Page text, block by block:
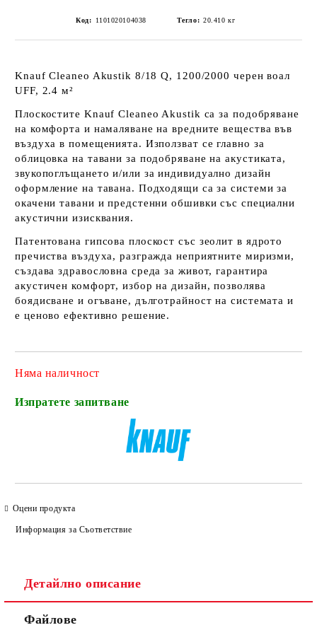
Код: 1101020104038 Тегло: 20.410 кг
Knauf Cleaneo Akustik 8/18 Q, 1200/2000 черен воал
UFF, 2.4 м²
Плоскостите Knauf Cleaneo Akustik са за подобряване
на комфорта и намаляване на вредните вещества във
въздуха в помещенията. Използват се главно за
облицовка на тавани за подобряване на акустиката,
звукопоглъщането и/или за индивидуално дизайн
оформление на тавана. Подходящи са за системи за
окачени тавани и предстенни обшивки със специални
акустични изисквания.
Патентована гипсова плоскост със зеолит в ядрото
пречиства въздуха, разгражда неприятните миризми,
създава здравословна среда за живот, гарантира
акустичен комфорт, избор на дизайн, позволява
боядисване и огъване, дълготрайност на системата и
е ценово ефективно решение.
Няма наличност
Изпратете запитване
Оцени продукта
Информация за Съответствие
Детайлно описание
Файлове